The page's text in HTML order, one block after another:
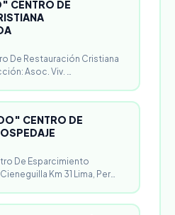
CENTRO DE
De Restauración Cristiana
Asoc. Viv. …
CENTRO DE
De Esparcimiento
Km 31 Lima, Per…